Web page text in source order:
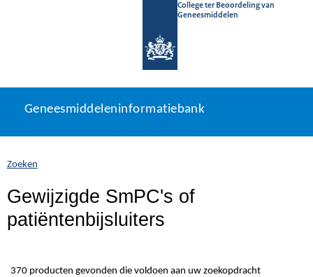
College ter Beoordeling van
Geneesmiddelen
naar
Geneesmiddeleninformatiebank
U
zich
hier:
Geneesmiddeleninformatiebank
Zoeken
Gewijzigde SmPC's of
patiëntenbijsluiters
370 producten gevonden die voldoen aan uw zoekopdracht